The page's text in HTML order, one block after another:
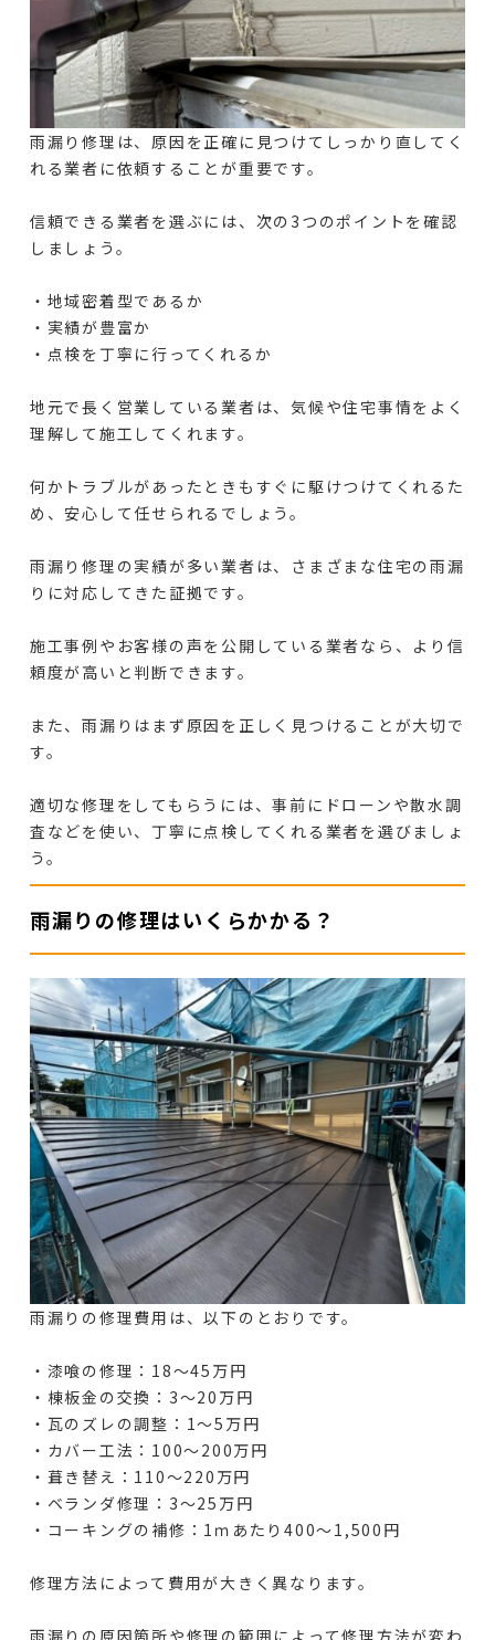
雨漏り修理は、原因を正確に見つけてしっかり直してく
れる業者に依頼することが重要です。
信頼できる業者を選ぶには、次の3つのポイントを確認
しましょう。
・地域密着型であるか
・実績が豊富か
・点検を丁寧に行ってくれるか
地元で長く営業している業者は、気候や住宅事情をよく
理解して施工してくれます。
何かトラブルがあったときもすぐに駆けつけてくれるた
め、安心して任せられるでしょう。
雨漏り修理の実績が多い業者は、さまざまな住宅の雨漏
りに対応してきた証拠です。
施工事例やお客様の声を公開している業者なら、より信
頼度が高いと判断できます。
また、雨漏りはまず原因を正しく見つけることが大切で
す。
適切な修理をしてもらうには、事前にドローンや散水調
査などを使い、丁寧に点検してくれる業者を選びましょ
う。
雨漏りの修理はいくらかかる？
雨漏りの修理費用は、以下のとおりです。
・漆喰の修理：18〜45万円
・棟板金の交換：3〜20万円
・瓦のズレの調整：1〜5万円
・カバー工法：100〜200万円
・葺き替え：110〜220万円
・ベランダ修理：3～25万円
・コーキングの補修：1ｍあたり400～1,500円
修理方法によって費用が大きく異なります。
雨漏りの原因箇所や修理の範囲によって修理方法が変わ